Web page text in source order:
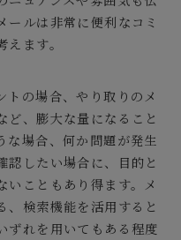
ールは非常に便利なコミ
ます。
の場合、やり取りのメ
ど、膨大な量になること
な場合、何か問題が発生
認したい場合に、目的と
いこともあり得ます。メ
、検索機能を活用すると
ずれを用いてもある程度